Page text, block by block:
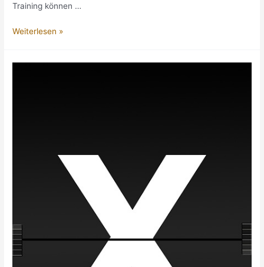
Training können …
Hobbies
Weiterlesen »